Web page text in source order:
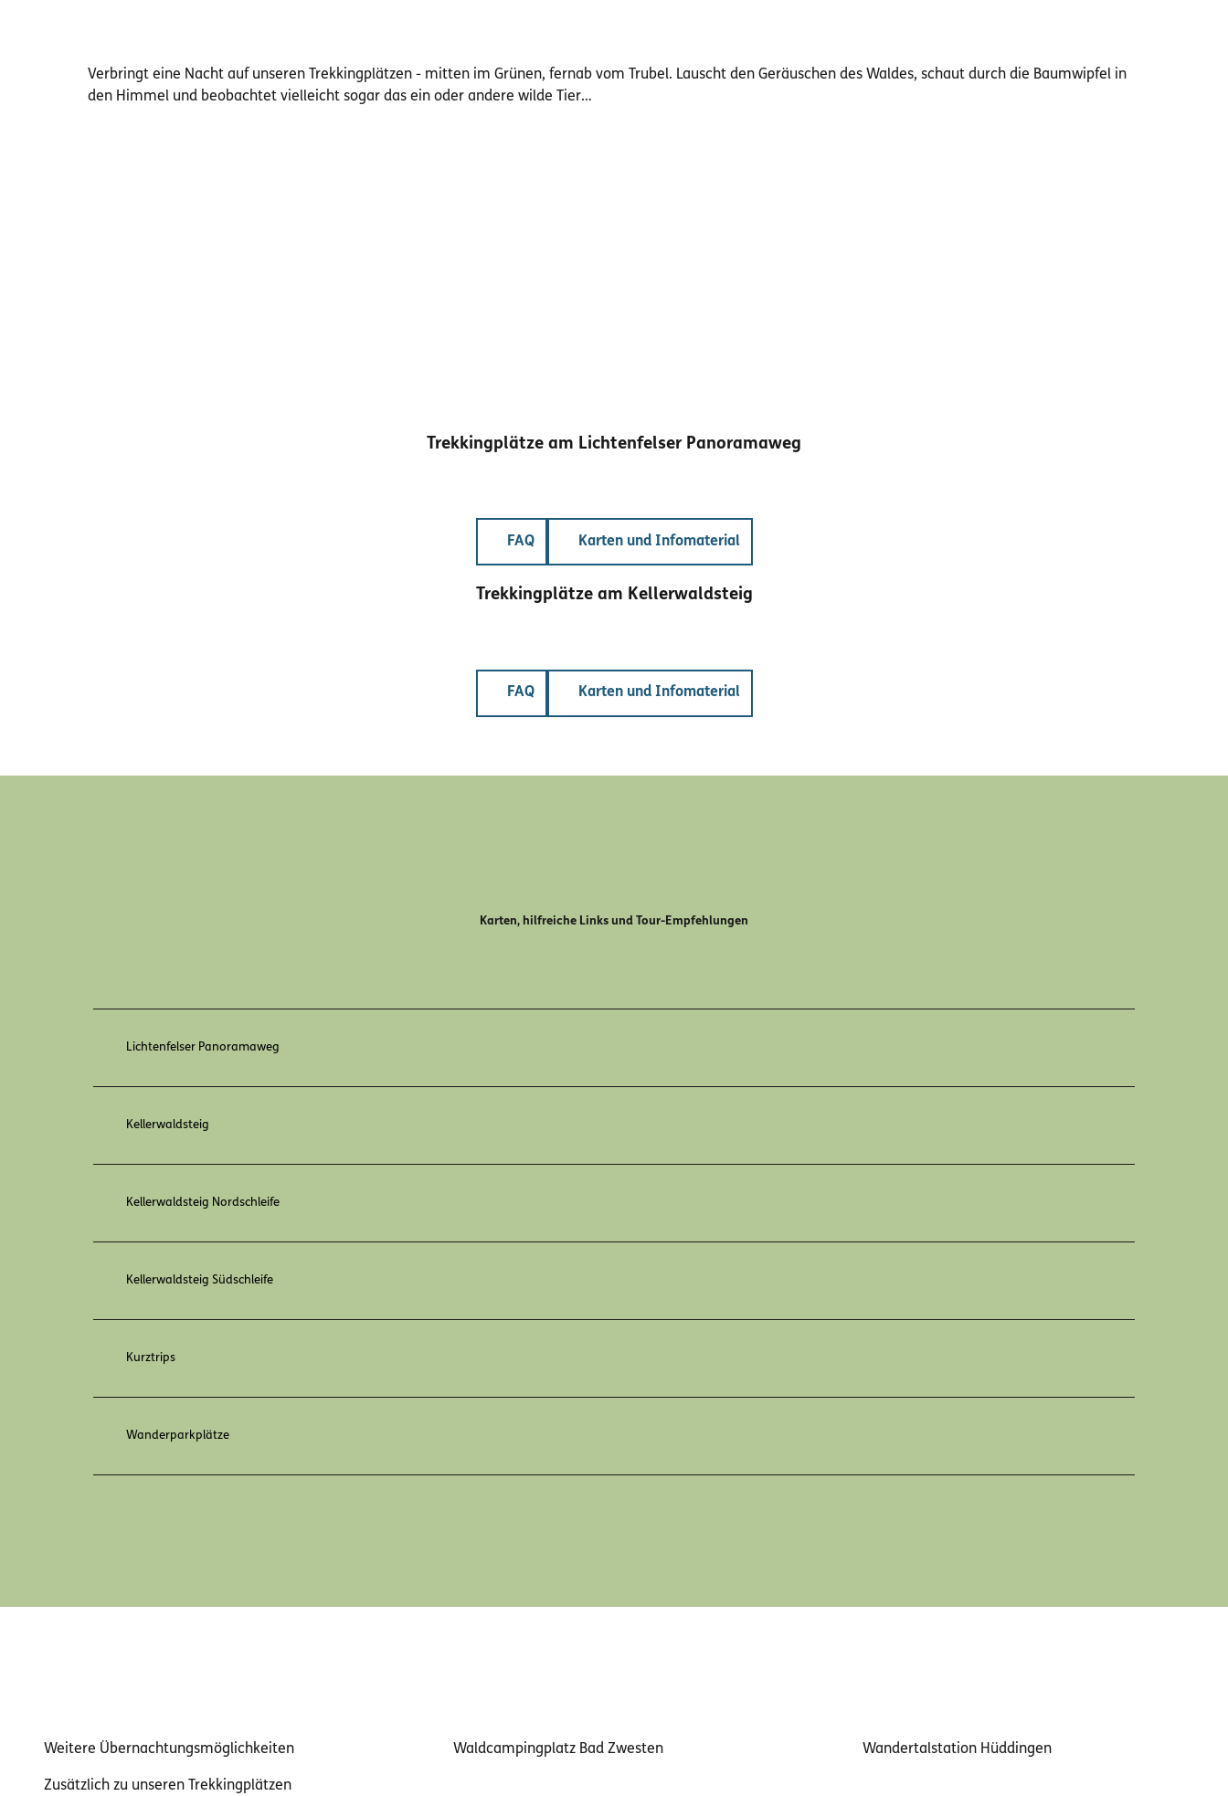
Verbringt eine Nacht auf unseren Trekkingplätzen - mitten im Grünen, fernab vom Trubel. Lauscht den Geräuschen des Waldes, schaut durch die Baumwipfel in
den Himmel und beobachtet vielleicht sogar das ein oder andere wilde Tier…
Trekkingplätze am Lichtenfelser Panoramaweg
FAQ Karten und Infomaterial
Trekkingplätze am Kellerwaldsteig
FAQ Karten und Infomaterial
Karten, hilfreiche Links und ­Tour-Empfehlungen
Lichtenfelser Panoramaweg
Kellerwaldsteig
Kellerwaldsteig Nordschleife
Kellerwaldsteig Südschleife
Kurztrips
Wanderparkplätze
Weitere Übernachtungs­möglichkeiten
Zusätzlich zu unseren Trekkingplätzen
Waldcampingplatz Bad Zwesten Wandertalstation Hüddingen